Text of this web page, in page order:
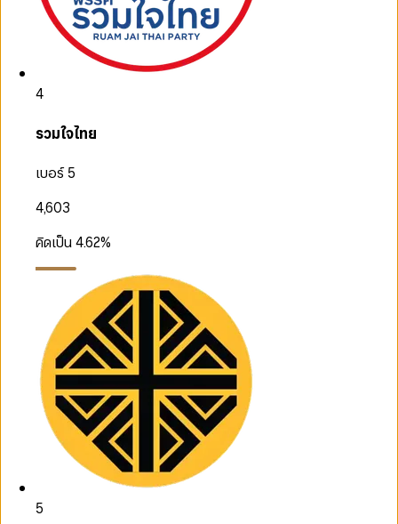
4
รวมใจไทย
เบอร์ 5
4,603
คิดเป็น4.62%
5